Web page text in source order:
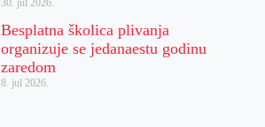
30. jul 2026.
Besplatna školica plivanja
organizuje se jedanaestu godinu
zaredom
8. jul 2026.